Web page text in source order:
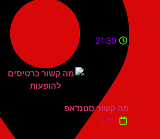
21:30
מה קשור סטנדאפ
יום ג'